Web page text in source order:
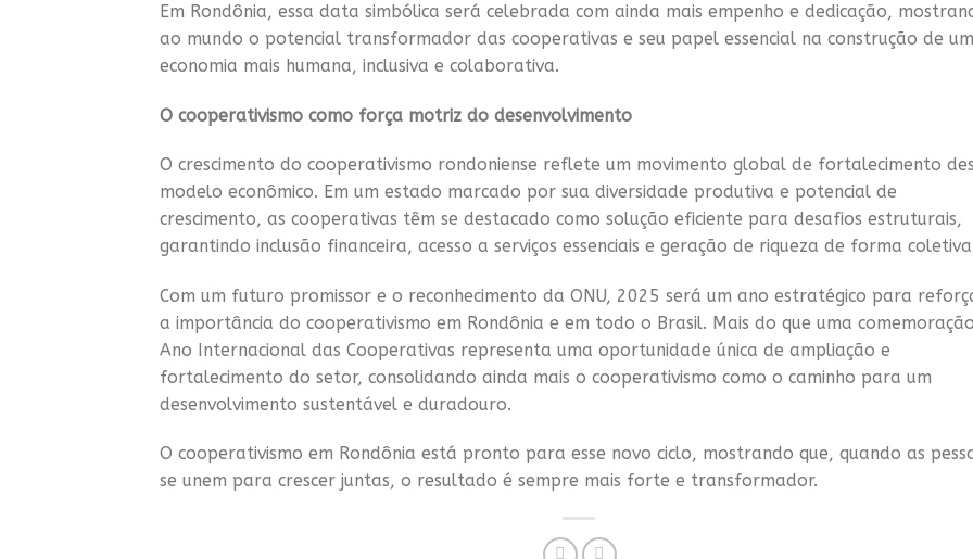
Em Rondônia, essa data simbólica será celebrada com ainda mais empenho e dedicação,
ao mundo o potencial transformador das cooperativas e seu papel essencial na construção de
economia mais humana, inclusiva e colaborativa.
O cooperativismo como força motriz do desenvolvimento
O crescimento do cooperativismo rondoniense reflete um movimento global de fortalecimento
modelo econômico. Em um estado marcado por sua diversidade produtiva e potencial de
crescimento, as cooperativas têm se destacado como solução eficiente para desafios estruturais,
garantindo inclusão financeira, acesso a serviços essenciais e geração de riqueza de forma
Com um futuro promissor e o reconhecimento da ONU, 2025 será um ano estratégico para
a importância do cooperativismo em Rondônia e em todo o Brasil. Mais do que uma
Ano Internacional das Cooperativas representa uma oportunidade única de ampliação e
fortalecimento do setor, consolidando ainda mais o cooperativismo como o caminho para um
desenvolvimento sustentável e duradouro.
O cooperativismo em Rondônia está pronto para esse novo ciclo, mostrando que, quando as
se unem para crescer juntas, o resultado é sempre mais forte e transformador.